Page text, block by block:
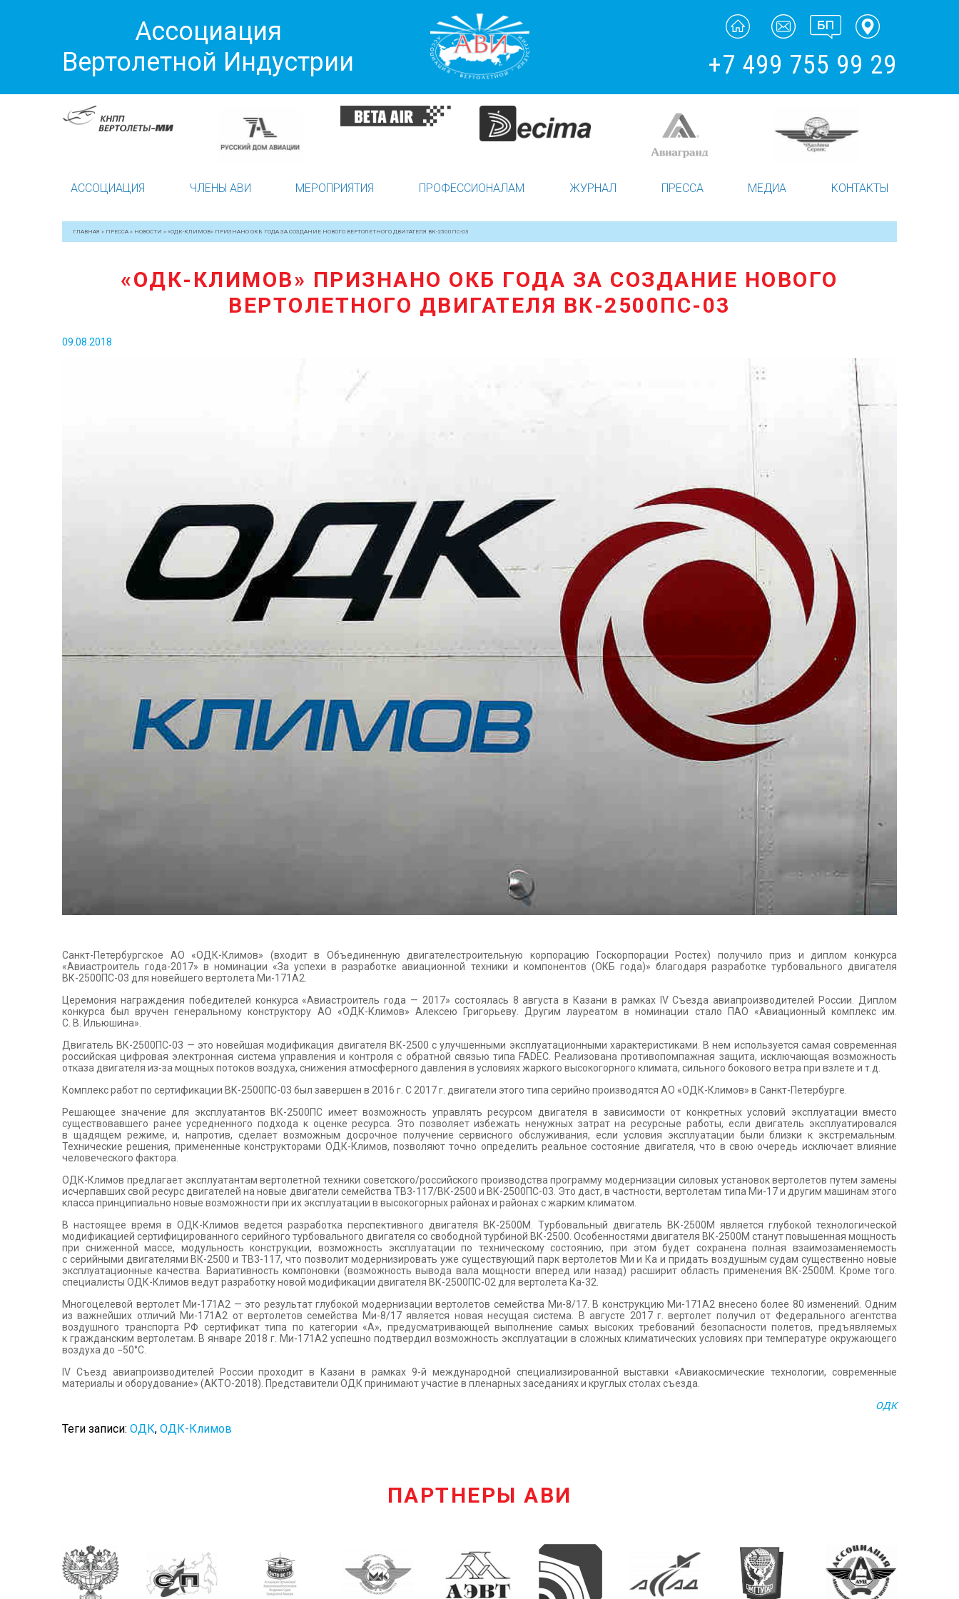
Ассоциация
Вертолетной Индустрии
+7 499 755 99 29
АССОЦИАЦИЯ ЧЛЕНЫ АВИ МЕРОПРИЯТИЯ ПРОФЕССИОНАЛАМ ЖУРНАЛ ПРЕССА МЕДИА КОНТАКТЫ
ГЛАВНАЯ » ПРЕССА » НОВОСТИ » «ОДК-КЛИМОВ» ПРИЗНАНО ОКБ ГОДА ЗА СОЗДАНИЕ НОВОГО ВЕРТОЛЕТНОГО ДВИГАТЕЛЯ ВК-2500ПС-03
«ОДК-КЛИМОВ» ПРИЗНАНО ОКБ ГОДА ЗА СОЗДАНИЕ НОВОГО
ВЕРТОЛЕТНОГО ДВИГАТЕЛЯ ВК-2500ПС-03
09.08.2018
Санкт-Петербургское АО «ОДК-Климов» (входит в Объединенную двигателестроительную корпорацию Госкорпорации Ростех) получило приз и диплом конкурса
«Авиастроитель года-2017» в номинации «За успехи в разработке авиационной техники и компонентов (ОКБ года)» благодаря разработке турбовального двигателя
ВК-2500ПС-03 для новейшего вертолета Ми-171А2.
Церемония награждения победителей конкурса «Авиастроитель года — 2017» состоялась 8 августа в Казани в рамках IV Съезда авиапроизводителей России. Диплом
конкурса был вручен генеральному конструктору АО «ОДК-Климов» Алексею Григорьеву. Другим лауреатом в номинации стало ПАО «Авиационный комплекс им.
С. В. Ильюшина».
Двигатель ВК-2500ПС-03 — это новейшая модификация двигателя ВК-2500 с улучшенными эксплуатационными характеристиками. В нем используется самая современная
российская цифровая электронная система управления и контроля с обратной связью типа FADEC. Реализована противопомпажная защита, исключающая возможность
отказа двигателя из-за мощных потоков воздуха, снижения атмосферного давления в условиях жаркого высокогорного климата, сильного бокового ветра при взлете и т.д.
Комплекс работ по сертификации ВК-2500ПС-03 был завершен в 2016 г. С 2017 г. двигатели этого типа серийно производятся АО «ОДК-Климов» в Санкт-Петербурге.
Решающее значение для эксплуатантов ВК-2500ПС имеет возможность управлять ресурсом двигателя в зависимости от конкретных условий эксплуатации вместо
существовавшего ранее усредненного подхода к оценке ресурса. Это позволяет избежать ненужных затрат на ресурсные работы, если двигатель эксплуатировался
в щадящем режиме, и, напротив, сделает возможным досрочное получение сервисного обслуживания, если условия эксплуатации были близки к экстремальным.
Технические решения, примененные конструкторами ОДК-Климов, позволяют точно определить реальное состояние двигателя, что в свою очередь исключает влияние
человеческого фактора.
ОДК-Климов предлагает эксплуатантам вертолетной техники советского/российского производства программу модернизации силовых установок вертолетов путем замены
исчерпавших свой ресурс двигателей на новые двигатели семейства ТВ3-117/ВК-2500 и ВК-2500ПС-03. Это даст, в частности, вертолетам типа Ми-17 и другим машинам этого
класса принципиально новые возможности при их эксплуатации в высокогорных районах и районах с жарким климатом.
В настоящее время в ОДК-Климов ведется разработка перспективного двигателя ВК-2500М. Турбовальный двигатель ВК-2500М является глубокой технологической
модификацией сертифицированного серийного турбовального двигателя со свободной турбиной ВК-2500. Особенностями двигателя ВК-2500М станут повышенная мощность
при сниженной массе, модульность конструкции, возможность эксплуатации по техническому состоянию, при этом будет сохранена полная взаимозаменяемость
с серийными двигателями ВК-2500 и ТВ3-117, что позволит модернизировать уже существующий парк вертолетов Ми и Ка и придать воздушным судам существенно новые
эксплуатационные качества. Вариативность компоновки (возможность вывода вала мощности вперед или назад) расширит область применения ВК-2500М. Кроме того.
специалисты ОДК-Климов ведут разработку новой модификации двигателя ВК-2500ПС-02 для вертолета Ка-32.
Многоцелевой вертолет Ми-171А2 — это результат глубокой модернизации вертолетов семейства Ми-8/17. В конструкцию Ми-171А2 внесено более 80 изменений. Одним
из важнейших отличий Ми-171А2 от вертолетов семейства Ми-8/17 является новая несущая система. В августе 2017 г. вертолет получил от Федерального агентства
воздушного транспорта РФ сертификат типа по категории «А», предусматривающей выполнение самых высоких требований безопасности полетов, предъявляемых
к гражданским вертолетам. В январе 2018 г. Ми-171А2 успешно подтвердил возможность эксплуатации в сложных климатических условиях при температуре окружающего
воздуха до −50°С.
IV Съезд авиапроизводителей России проходит в Казани в рамках 9-й международной специализированной выставки «Авиакосмические технологии, современные
материалы и оборудование» (АКТО-2018). Представители ОДК принимают участие в пленарных заседаниях и круглых столах съезда.
ОДК
Теги записи: ОДК, ОДК-Климов
ПАРТНЕРЫ АВИ